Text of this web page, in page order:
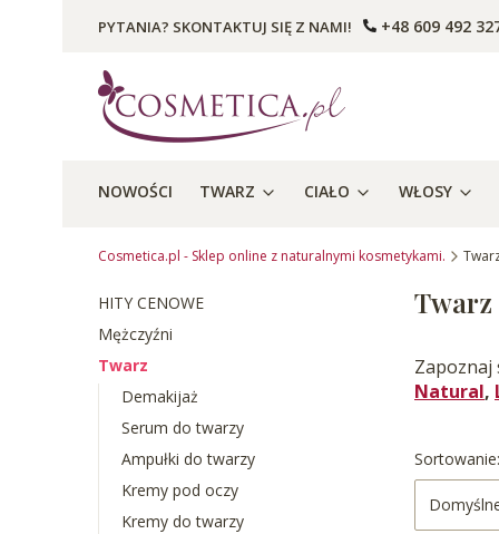
PYTANIA? SKONTAKTUJ SIĘ Z NAMI! +48 609 492
NOWOŚCI TWARZ CIAŁO WŁOSY
Cosmetica.pl - Sklep online z naturalnymi kosmetykami.
HITY CENOWE
Mężczyźni
Twarz
Demakijaż
Serum do twarzy
Ampułki do twarzy
Kremy pod oczy
Kremy do twarzy
Twarz
Natural,
Lista
Sortowanie: